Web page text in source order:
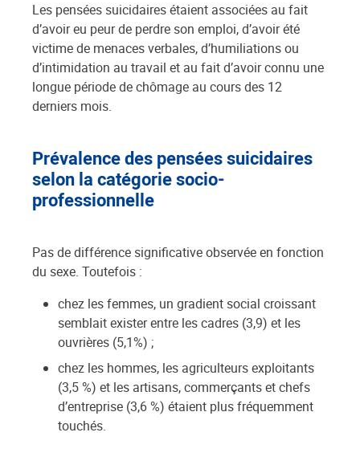
Les pensées suicidaires étaient associées au fait
d’avoir eu peur de perdre son emploi, d’avoir été
victime de menaces verbales, d’humiliations ou
d’intimidation au travail et au fait d’avoir connu une
longue période de chômage au cours des 12
derniers mois.
Prévalence des pensées suicidaires
selon la catégorie socio-
professionnelle
Pas de différence significative observée en fonction
du sexe. Toutefois :
chez les femmes, un gradient social croissant
semblait exister entre les cadres (3,9) et les
ouvrières (5,1%) ;
chez les hommes, les agriculteurs exploitants
(3,5 %) et les artisans, commerçants et chefs
d’entreprise (3,6 %) étaient plus fréquemment
touchés.